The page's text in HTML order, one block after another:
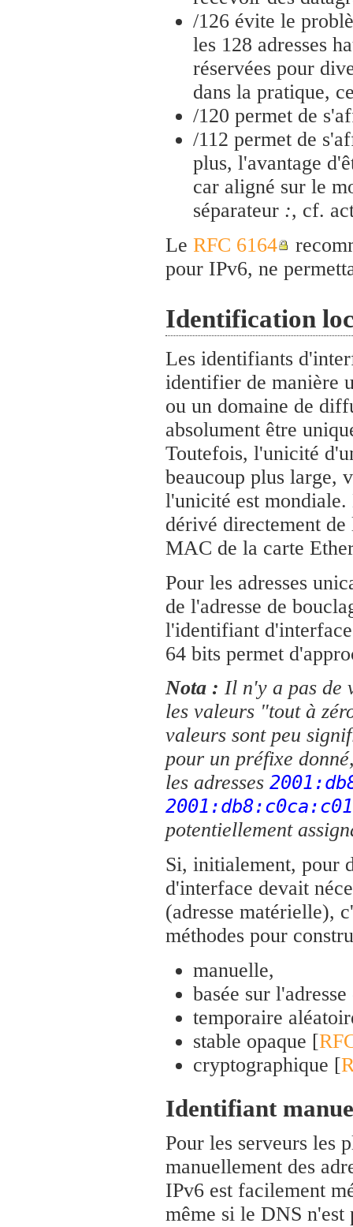
/126 évite le
les 128 adresses
réservées pour
dans la pratique,
/120 permet de
/112 permet de
plus, l'avantage
car aligné sur le
séparateur :, cf.
Le RFC 6164
pour IPv6, ne
Identification
Les identifiants
identifier de manière
ou un domaine de
absolument être
Toutefois, l'unicité
beaucoup plus large,
l'unicité est
dérivé directement de
MAC de la carte
Pour les adresses
de l'adresse de
l'identifiant
64 bits permet
Nota : Il n'y a pas de
les valeurs "tout à
valeurs sont peu
pour un préfixe
les adresses
potentiellement
Si, initialement, pour
d'interface devait
(adresse matérielle),
méthodes pour
manuelle,
basée sur
temporaire
stable opaque [
cryptographique [
Identifiant
Pour les serveurs les
manuellement des
IPv6 est facilement
même si le DNS n'est